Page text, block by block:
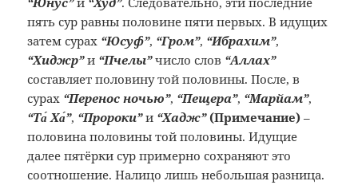
пять сур равны половине пяти первых. В идущих
затем сурах “Юсуф”, “Гром”, “Ибрахим”,
“Хиджр”и “Пчелы”число слов “Аллах”
составляет половину той половины. После, в
сурах “Перенос ночью”, “Пещера”, “Марйам”,
“Та́ Ха́”, “Пророки”и “Хадж” (Примечание) –
половина половины той половины. Идущие
далее пятёрки сур примерно сохраняют это
соотношение. Налицо лишь небольшая разница.